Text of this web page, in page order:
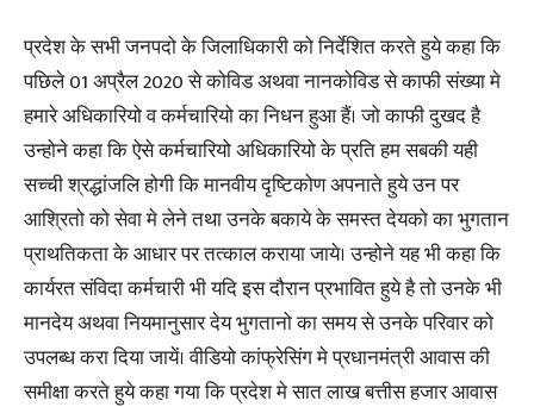
प्रदेश के सभी जनपदो के जिलाधिकारी को निर्देशित करते हुये कहा कि
पछिले 01 अप्रैल 2020 से कोविड अथवा नानकोविड से काफी संख्या मे
हमारे अधिकारियो व कर्मचारियो का निधन हुआ हैं। जो काफी दुखद है
उन्होने कहा कि ऐसे कर्मचारियो अधिकारियो के प्रति हम सबकी यही
सच्ची श्रद्धांजलि होगी कि मानवीय दृष्टिकोण अपनाते हुये उन पर
आश्रितो को सेवा मे लेने तथा उनके बकाये के समस्त देयको का भुगतान
प्राथतिकता के आधार पर तत्काल कराया जाये। उन्होने यह भी कहा कि
कार्यरत संविदा कर्मचारी भी यदि इस दौरान प्रभावित हुये है तो उनके भी
मानदेय अथवा नियमानुसार देय भुगतानो का समय से उनके परिवार को
उपलब्ध करा दिया जायें। वीडियो कांफ्रेसिंग मे प्रधानमंत्री आवास की
समीक्षा करते हुये कहा गया कि प्रदेश मे सात लाख बत्तीस हजार आवास